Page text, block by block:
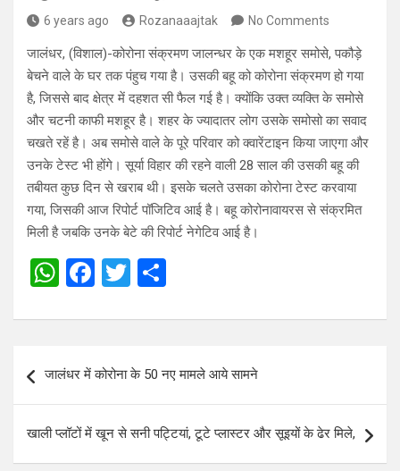
6 years ago Rozanaaajtak No Comments
जालंधर, (विशाल)-कोरोना संक्रमण जालन्धर के एक मशहूर समोसे, पकौड़े
बेचने वाले के घर तक पंहुच गया है। उसकी बहू को कोरोना संक्रमण हो गया
है, जिससे बाद क्षेत्र में दहशत सी फैल गई है। क्योंकि उक्त व्यक्ति के समोसे
और चटनी काफी मशहूर है। शहर के ज्यादातर लोग उसके समोसो का सवाद
चखते रहें है। अब समोसे वाले के पूरे परिवार को क्वारेंटाइन किया जाएगा और
उनके टेस्ट भी होंगे। सूर्या विहार की रहने वाली 28 साल की उसकी बहू की
तबीयत कुछ दिन से खराब थी। इसके चलते उसका कोरोना टेस्ट करवाया
गया, जिसकी आज रिपोर्ट पॉजिटिव आई है। बहू कोरोनावायरस से संक्रमित
मिली है जबकि उनके बेटे की रिपोर्ट नेगेटिव आई है।
W
at
s
A
p
p
F
ce
b
o
o
k
T
tt
er
ar
navigation
जालंधर में कोरोना के 50 नए मामले आये सामने
खाली प्लॉटों में खून से सनी पट्टियां, टूटे प्लास्टर और सूइयों के ढेर मिले,